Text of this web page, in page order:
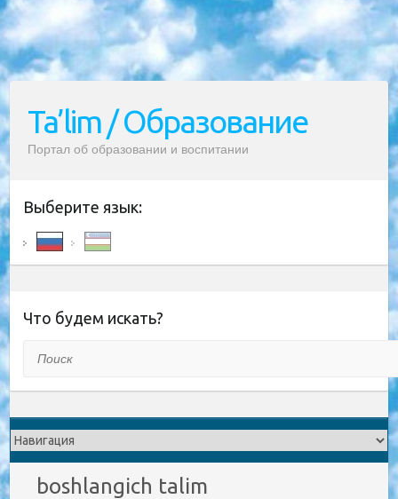
Ta’lim / Образование
Портал об образовании и воспитании
Выберите язык:
Что будем искать?
boshlangich talim